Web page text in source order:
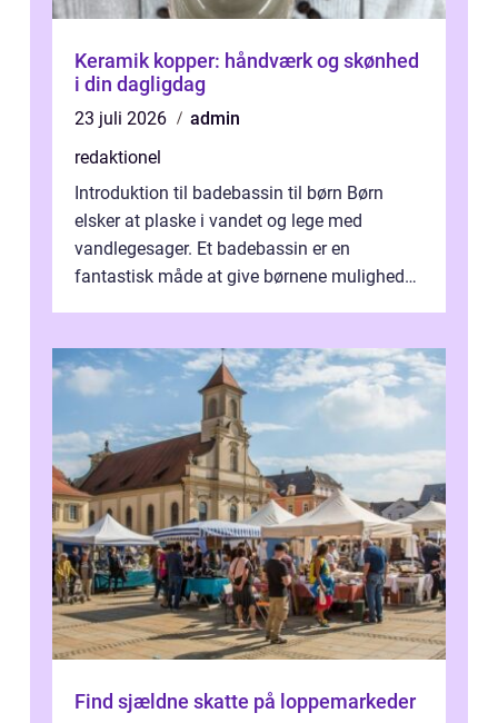
Keramik kopper: håndværk og skønhed
i din dagligdag
23 juli 2026
admin
redaktionel
Introduktion til badebassin til børn Børn
elsker at plaske i vandet og lege med
vandlegesager. Et badebassin er en
fantastisk måde at give børnene mulighed
Find sjældne skatte på loppemarkeder